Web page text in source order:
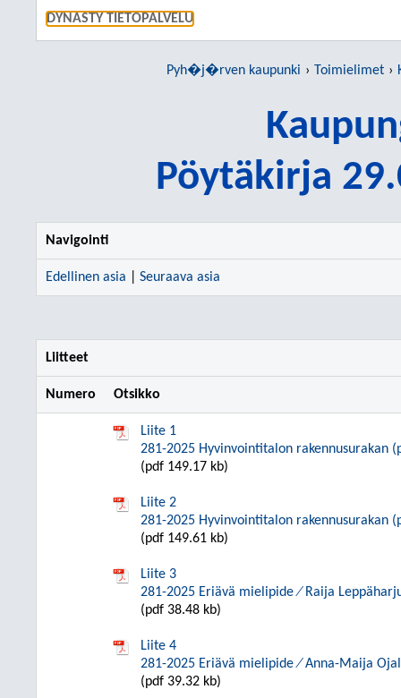
DYNASTY TIETOPALVELU
Pyh�j�rven kaupunki Toimielimet
Pöytäkirja
Navigointi
Edellinen asia Seuraava asia
Liitteet
Numero Otsikko
Liite 1
281-2025 Hyvinvointitalon rakennusurakan
(pdf 149.17 kb)
Liite 2
281-2025 Hyvinvointitalon rakennusurakan
(pdf 149.61 kb)
Liite 3
281-2025 Eriävä mielipide ⁄ Raija
(pdf 38.48 kb)
Liite 4
281-2025 Eriävä mielipide ⁄ Anna-Maija
(pdf 39.32 kb)